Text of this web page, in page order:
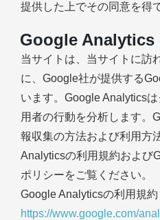
提供した上でその同意を得
Google Analytics
当サイトは、当サイトに訪
に、Google社が提供する
います。Google Analytics
用者の行動を分析します。
報収集の方法および利用方
Analyticsの利用規約および
ポリシーをご覧ください。
Google Analyticsの利用規約
https://www.google.com/